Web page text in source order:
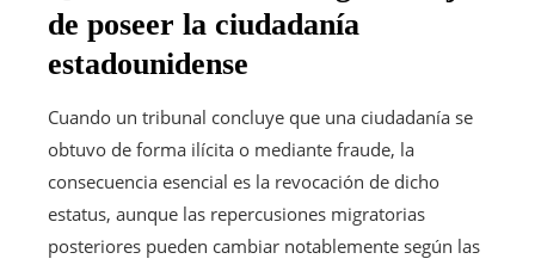
de poseer la ciudadanía
estadounidense
Cuando un tribunal concluye que una ciudadanía se
obtuvo de forma ilícita o mediante fraude, la
consecuencia esencial es la revocación de dicho
estatus, aunque las repercusiones migratorias
posteriores pueden cambiar notablemente según las